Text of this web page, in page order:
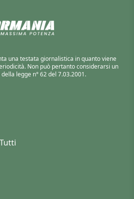
una testata giornalistica in quanto viene
Non può pertanto considerarsi un
legge n° 62 del 7.03.2001.